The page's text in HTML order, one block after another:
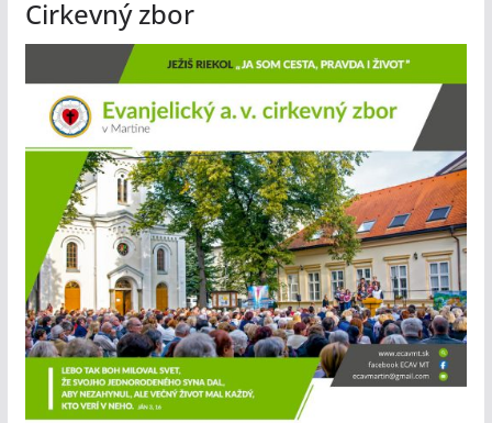
Cirkevný zbor